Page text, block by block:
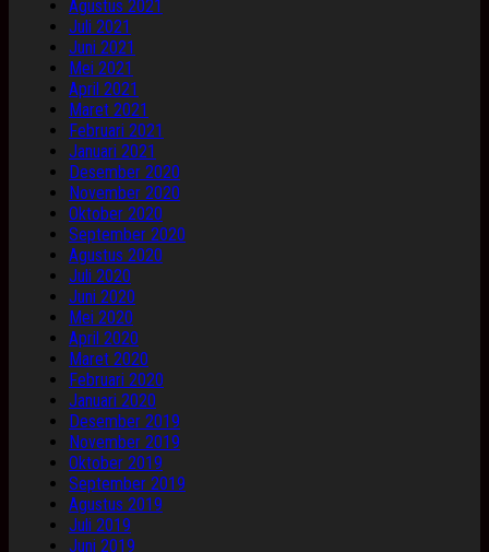
Agustus 2021
Juli 2021
Juni 2021
Mei 2021
April 2021
Maret 2021
Februari 2021
Januari 2021
Desember 2020
November 2020
Oktober 2020
September 2020
Agustus 2020
Juli 2020
Juni 2020
Mei 2020
April 2020
Maret 2020
Februari 2020
Januari 2020
Desember 2019
November 2019
Oktober 2019
September 2019
Agustus 2019
Juli 2019
Juni 2019